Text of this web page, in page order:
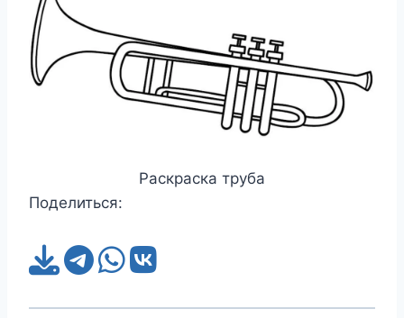
Раскраска труба
Поделиться: